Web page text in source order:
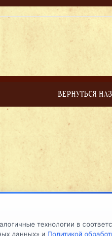
ВЕРНУТЬСЯ
О КОМПАНИИ
технологии в
данных» и Политикой